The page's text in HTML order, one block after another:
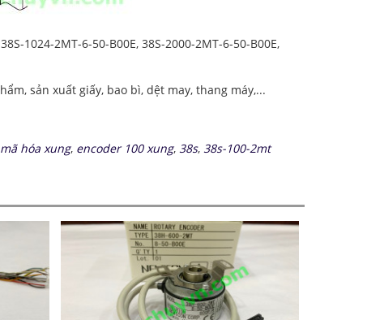
1024-2MT-6-50-B00E, 38S-2000-2MT-6-50-B00E,
sản xuất giấy, bao bì, dệt may, thang máy,...
hóa xung, encoder 100 xung,38s,38s-100-2mt